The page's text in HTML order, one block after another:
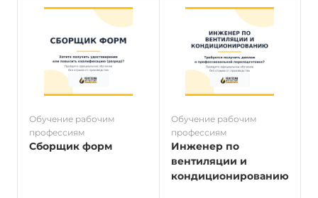
Обучение рабочим
профессиям
Сборщик форм
Обучение рабочим
профессиям
Инженер по
вентиляции и
кондиционированию